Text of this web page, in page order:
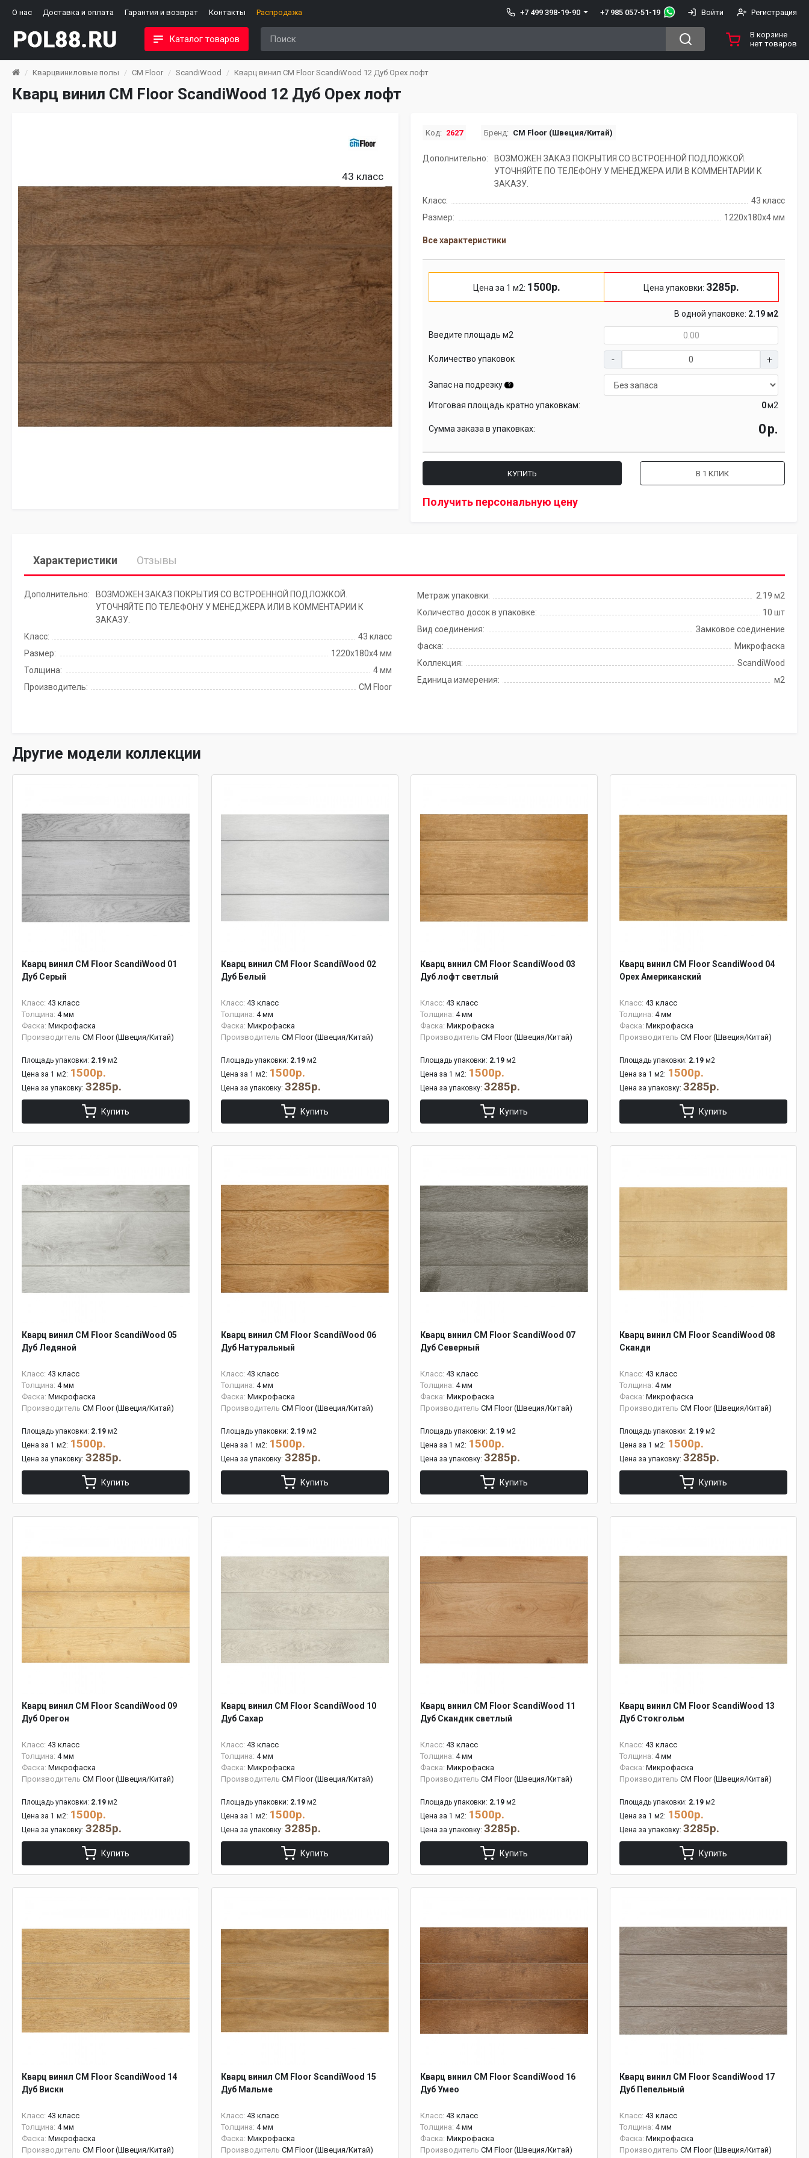
О нас Доставка и оплата Гарантия и возврат Контакты Распродажа +7 499 398-19-90 +7 985 057-51-19 Войти Регистрация
Каталог товаров
В корзине
нет товаров
Кварцвиниловые полы CM Floor ScandiWood Кварц винил CM Floor ScandiWood 12 Дуб Орех лофт
Кварц винил CM Floor ScandiWood 12 Дуб Орех лофт
43 класс
Код: 2627 Бренд: CM Floor (Швеция/Китай)
Дополнительно:
ВОЗМОЖЕН ЗАКАЗ ПОКРЫТИЯ СО ВСТРОЕННОЙ ПОДЛОЖКОЙ.
УТОЧНЯЙТЕ ПО ТЕЛЕФОНУ У МЕНЕДЖЕРА ИЛИ В КОММЕНТАРИИ К
ЗАКАЗУ.
Класс:
43 класс
Размер:
1220х180х4 мм
Все характеристики
Цена за 1 м2: 1500р. Цена упаковки: 3285р.
В одной упаковке: 2.19 м2
Введите площадь м2
Количество упаковок
Запас на подрезку ?
Итоговая площадь кратно упаковкам: м2
Сумма заказа в упаковках: р.
КУПИТЬ В 1 КЛИК
Получить персональную цену
Характеристики Отзывы
Дополнительно:
ВОЗМОЖЕН ЗАКАЗ ПОКРЫТИЯ СО ВСТРОЕННОЙ ПОДЛОЖКОЙ.
УТОЧНЯЙТЕ ПО ТЕЛЕФОНУ У МЕНЕДЖЕРА ИЛИ В КОММЕНТАРИИ К
ЗАКАЗУ.
Класс:
43 класс
Размер:
1220х180х4 мм
Толщина:
4 мм
Производитель:
CM Floor
Метраж упаковки:
2.19 м2
Количество досок в упаковке:
10 шт
Вид соединения:
Замковое соединение
Фаска:
Микрофаска
Коллекция:
ScandiWood
Единица измерения:
м2
Другие модели коллекции
Кварц винил CM Floor ScandiWood 01
Дуб Серый
Класс: 43 класс
Толщина: 4 мм
Фаска: Микрофаска
Производитель CM Floor (Швеция/Китай)
Площадь упаковки: 2.19 м2
Цена за 1 м2: 1500р.
Цена за упаковку: 3285р.
Купить
Кварц винил CM Floor ScandiWood 02
Дуб Белый
Класс: 43 класс
Толщина: 4 мм
Фаска: Микрофаска
Производитель CM Floor (Швеция/Китай)
Площадь упаковки: 2.19 м2
Цена за 1 м2: 1500р.
Цена за упаковку: 3285р.
Купить
Кварц винил CM Floor ScandiWood 03
Дуб лофт светлый
Класс: 43 класс
Толщина: 4 мм
Фаска: Микрофаска
Производитель CM Floor (Швеция/Китай)
Площадь упаковки: 2.19 м2
Цена за 1 м2: 1500р.
Цена за упаковку: 3285р.
Купить
Кварц винил CM Floor ScandiWood 04
Орех Американский
Класс: 43 класс
Толщина: 4 мм
Фаска: Микрофаска
Производитель CM Floor (Швеция/Китай)
Площадь упаковки: 2.19 м2
Цена за 1 м2: 1500р.
Цена за упаковку: 3285р.
Купить
Кварц винил CM Floor ScandiWood 05
Дуб Ледяной
Класс: 43 класс
Толщина: 4 мм
Фаска: Микрофаска
Производитель CM Floor (Швеция/Китай)
Площадь упаковки: 2.19 м2
Цена за 1 м2: 1500р.
Цена за упаковку: 3285р.
Купить
Кварц винил CM Floor ScandiWood 06
Дуб Натуральный
Класс: 43 класс
Толщина: 4 мм
Фаска: Микрофаска
Производитель CM Floor (Швеция/Китай)
Площадь упаковки: 2.19 м2
Цена за 1 м2: 1500р.
Цена за упаковку: 3285р.
Купить
Кварц винил CM Floor ScandiWood 07
Дуб Северный
Класс: 43 класс
Толщина: 4 мм
Фаска: Микрофаска
Производитель CM Floor (Швеция/Китай)
Площадь упаковки: 2.19 м2
Цена за 1 м2: 1500р.
Цена за упаковку: 3285р.
Купить
Кварц винил CM Floor ScandiWood 08
Сканди
Класс: 43 класс
Толщина: 4 мм
Фаска: Микрофаска
Производитель CM Floor (Швеция/Китай)
Площадь упаковки: 2.19 м2
Цена за 1 м2: 1500р.
Цена за упаковку: 3285р.
Купить
Кварц винил CM Floor ScandiWood 09
Дуб Орегон
Класс: 43 класс
Толщина: 4 мм
Фаска: Микрофаска
Производитель CM Floor (Швеция/Китай)
Площадь упаковки: 2.19 м2
Цена за 1 м2: 1500р.
Цена за упаковку: 3285р.
Купить
Кварц винил CM Floor ScandiWood 10
Дуб Сахар
Класс: 43 класс
Толщина: 4 мм
Фаска: Микрофаска
Производитель CM Floor (Швеция/Китай)
Площадь упаковки: 2.19 м2
Цена за 1 м2: 1500р.
Цена за упаковку: 3285р.
Купить
Кварц винил CM Floor ScandiWood 11
Дуб Скандик светлый
Класс: 43 класс
Толщина: 4 мм
Фаска: Микрофаска
Производитель CM Floor (Швеция/Китай)
Площадь упаковки: 2.19 м2
Цена за 1 м2: 1500р.
Цена за упаковку: 3285р.
Купить
Кварц винил CM Floor ScandiWood 13
Дуб Стокгольм
Класс: 43 класс
Толщина: 4 мм
Фаска: Микрофаска
Производитель CM Floor (Швеция/Китай)
Площадь упаковки: 2.19 м2
Цена за 1 м2: 1500р.
Цена за упаковку: 3285р.
Купить
Кварц винил CM Floor ScandiWood 14
Дуб Виски
Класс: 43 класс
Толщина: 4 мм
Фаска: Микрофаска
Производитель CM Floor (Швеция/Китай)
Кварц винил CM Floor ScandiWood 15
Дуб Мальме
Класс: 43 класс
Толщина: 4 мм
Фаска: Микрофаска
Производитель CM Floor (Швеция/Китай)
Кварц винил CM Floor ScandiWood 16
Дуб Умео
Класс: 43 класс
Толщина: 4 мм
Фаска: Микрофаска
Производитель CM Floor (Швеция/Китай)
Кварц винил CM Floor ScandiWood 17
Дуб Пепельный
Класс: 43 класс
Толщина: 4 мм
Фаска: Микрофаска
Производитель CM Floor (Швеция/Китай)